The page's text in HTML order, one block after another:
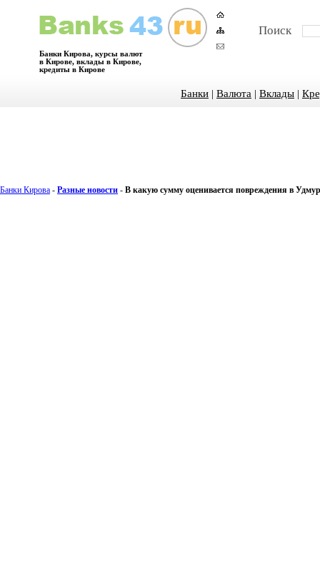
Банки Кирова, курсы валют
в Кирове, вклады в Кирове,
кредиты в Кирове
Поиск
Банки | Валюта | Вклады |
Банки Кирова - Разные новости - В какую сумму оценивается повреждения в